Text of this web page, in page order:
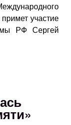
участие
РФ Сергей